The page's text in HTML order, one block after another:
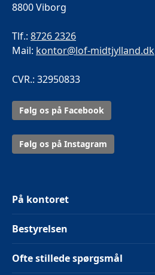
8800 Viborg
Tlf.: 8726 2326
Mail: kontor@lof-midtjylland.dk
CVR.: 32950833
Følg os på Facebook
Følg os på Instagram
På kontoret
Bestyrelsen
Ofte stillede spørgsmål